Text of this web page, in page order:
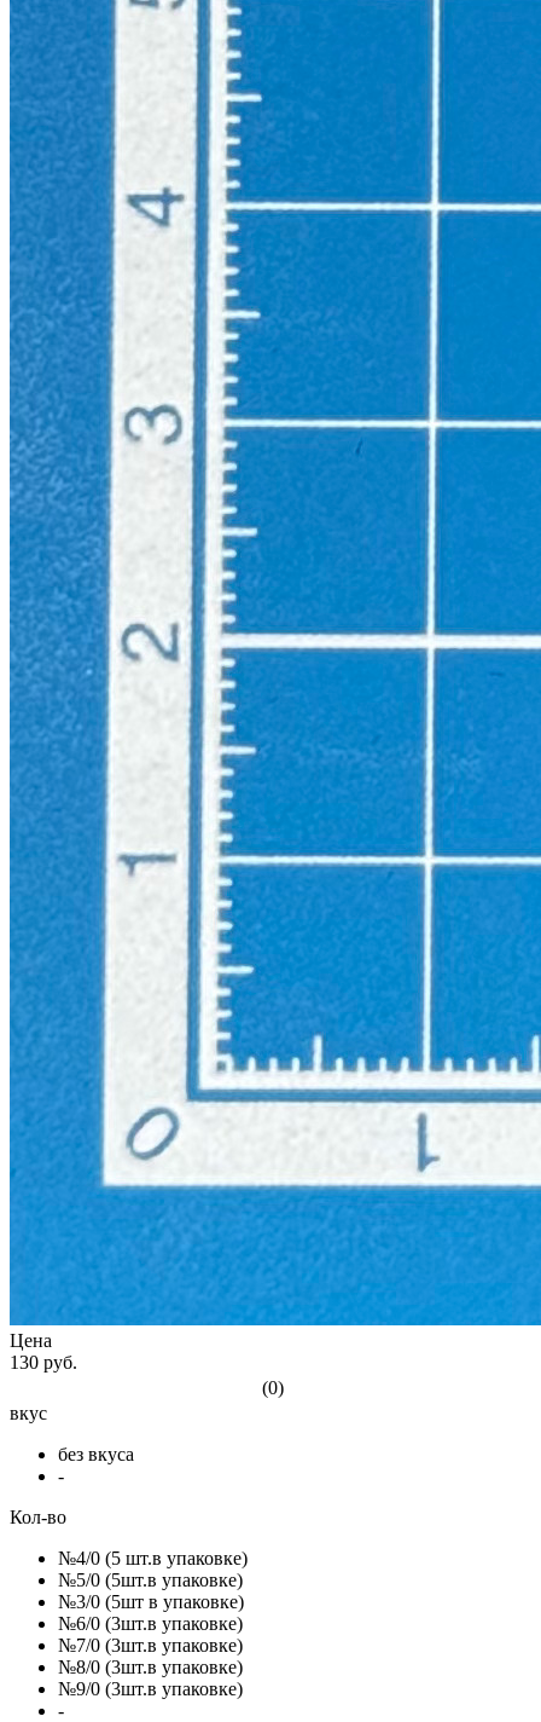
Цена
130 руб.
(0)
вкус
без вкуса
-
Кол-во
№4/0 (5 шт.в упаковке)
№5/0 (5шт.в упаковке)
№3/0 (5шт в упаковке)
№6/0 (3шт.в упаковке)
№7/0 (3шт.в упаковке)
№8/0 (3шт.в упаковке)
№9/0 (3шт.в упаковке)
-